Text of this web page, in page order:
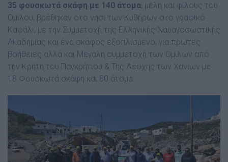
35 φουσκωτά σκάφη με 140 άτομα, μέλη και φίλους του
Ομίλου, βρέθηκαν στο νησί των Κυθήρων στο γραφικό
Καψάλι, με την Συμμετοχή της Ελληνικής Ναυαγοσωστικής
Ακαδημίας και ένα σκάφος εξοπλισμένο, για πρώτες
βοήθειες αλλά και Μεγάλη συμμετοχή των Ομίλων από
την Κρήτη του Παγκρήτιου & Της Λέσχης των Χανίων με
18 Φουσκωτά σκάφη και 80 άτομα.